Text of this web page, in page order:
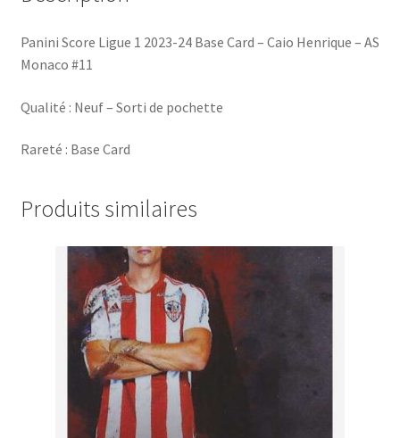
Panini Score Ligue 1 2023-24 Base Card – Caio Henrique – AS
Monaco #11
Qualité : Neuf – Sorti de pochette
Rareté : Base Card
Produits similaires